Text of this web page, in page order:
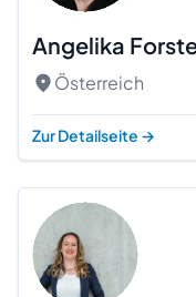
Angelika
Österreich
Zur Detailseite →